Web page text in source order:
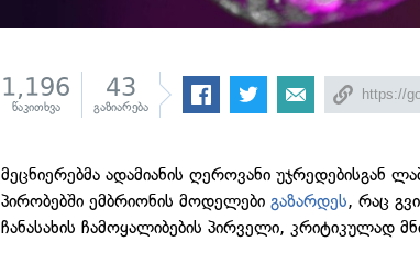
1,196
წაკითხვა
43
გაზიარება
მეცნიერებმა ადამიანის ღეროვანი უჯრედებისგან
პირობებში ემბრიონის მოდელებიგაზარდეს, რაც
ჩანასახის ჩამოყალიბების პირველი, კრიტიკულად